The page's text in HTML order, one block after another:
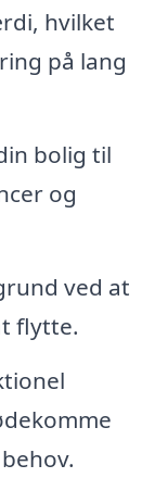
hvilket
på lang
bolig til
og
ved at
flytte.